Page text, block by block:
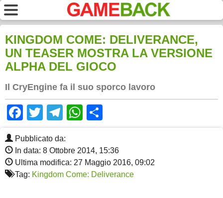
KINGDOM COME: DELIVERANCE,
UN TEASER MOSTRA LA VERSIONE
ALPHA DEL GIOCO
Il CryEngine fa il suo sporco lavoro
Facebook
TwitterTelegram
WhatsApp
Pubblicato da:
In data: 8 Ottobre 2014, 15:36
Ultima modifica: 27 Maggio 2016, 09:02
Tag: Kingdom Come: Deliverance